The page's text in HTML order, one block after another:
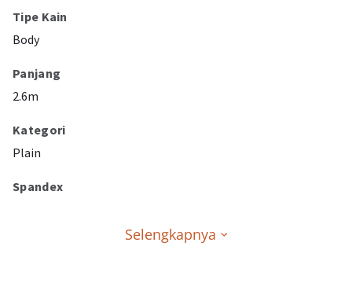
Tipe Kain
Body
Panjang
2.6m
Kategori
Plain
Spandex
Selengkapnya